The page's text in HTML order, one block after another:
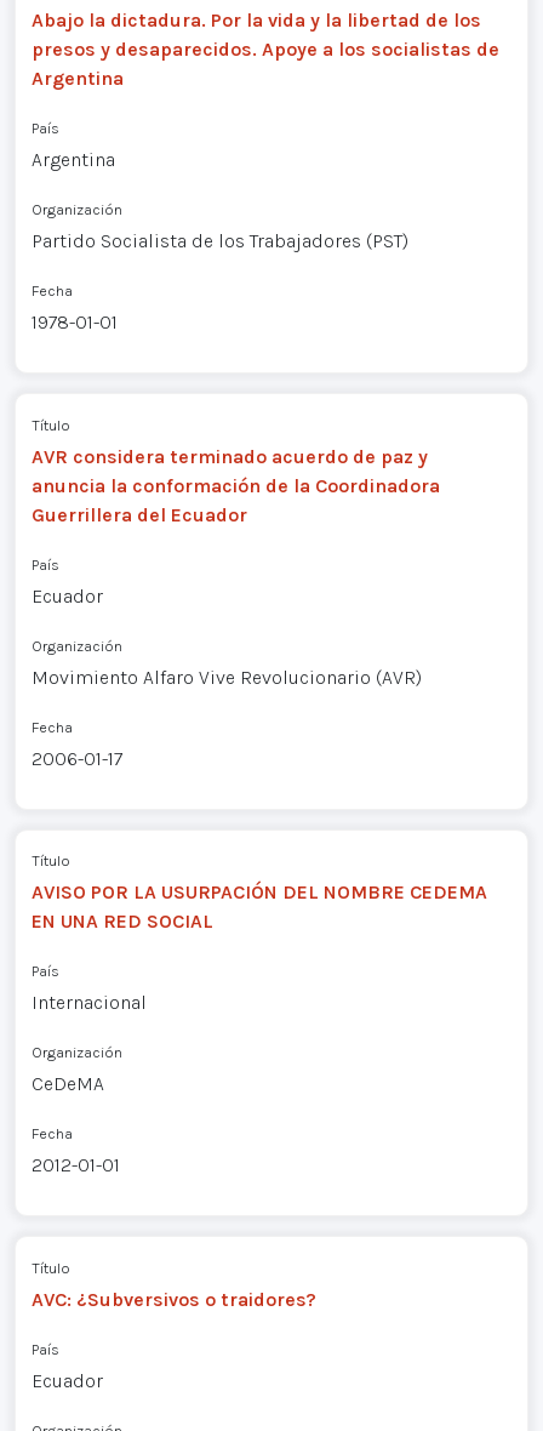
Abajo la dictadura. Por la vida y la libertad de los
presos y desaparecidos. Apoye a los socialistas de
Argentina
País
Argentina
Organización
Partido Socialista de los Trabajadores (PST)
Fecha
1978-01-01
Título
AVR considera terminado acuerdo de paz y
anuncia la conformación de la Coordinadora
Guerrillera del Ecuador
País
Ecuador
Organización
Movimiento Alfaro Vive Revolucionario (AVR)
Fecha
2006-01-17
Título
AVISO POR LA USURPACIÓN DEL NOMBRE CEDEMA
EN UNA RED SOCIAL
País
Internacional
Organización
CeDeMA
Fecha
2012-01-01
Título
AVC: ¿Subversivos o traidores?
País
Ecuador